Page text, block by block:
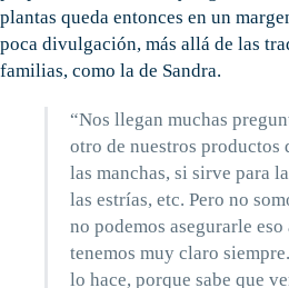
plantas queda entonces en un
poca divulgación, más allá de las
familias, como la de Sandra.
“Nos llegan muchas
otro de nuestros productos
las manchas, si sirve para
las estrías, etc. Pero no
no podemos asegurarle eso
tenemos muy claro
lo hace, porque sabe que